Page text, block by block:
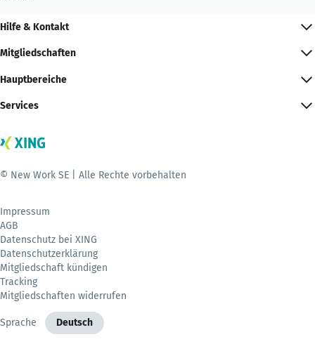
Hilfe & Kontakt
Mitgliedschaften
Hauptbereiche
Services
© New Work SE | Alle Rechte vorbehalten
Impressum
AGB
Datenschutz bei XING
Datenschutzerklärung
Mitgliedschaft kündigen
Tracking
Mitgliedschaften widerrufen
Sprache Deutsch